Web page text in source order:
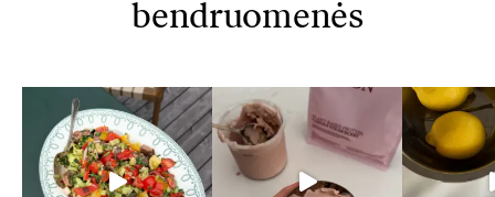
bendruomenės